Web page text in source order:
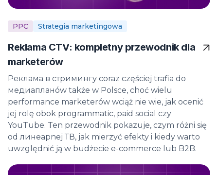
PPC Strategia marketingowa
Reklama CTV: kompletny przewodnik dla
marketerów
Реклама в стримингу coraz częściej trafia do
медиапланów także w Polsce, choć wielu
performance marketerów wciąż nie wie, jak ocenić
jej rolę obok programmatic, paid social czy
YouTube. Ten przewodnik pokazuje, czym różni się
od линеарnej ТВ, jak mierzyć efekty i kiedy warto
uwzględnić ją w budżecie e-commerce lub B2B.